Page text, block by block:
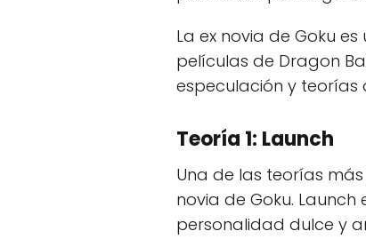
La ex novia de Goku
películas de Dragon
especulación y
Teoría 1: Launch
Una de las teorías
novia de Goku.
personalidad dulce y